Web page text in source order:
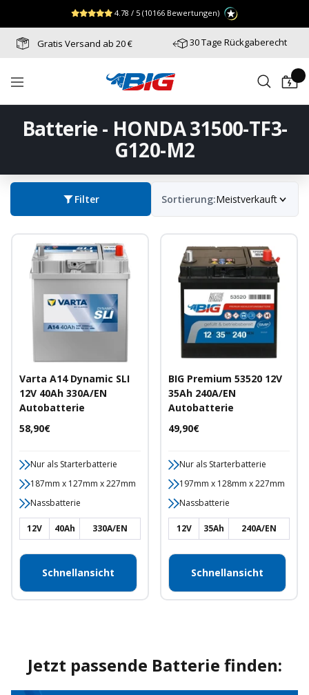
Zum Menü springen
Fußzeile springen
Barrierefreiheits-Widget öffnen
Inhalt
4.78 / 5 (10166 Bewertungen)
Gratis Versand ab 20 € 30 Tage Rückgaberecht
Navigation
Batterie-
Batterie - HONDA 31500-TF3-
G120-M2
Filter Sortierung:Meistverkauft
Varta A14 Dynamic SLI
12V 40Ah 330A/EN
Autobatterie
Angebotspreis
58,90€
Nur als Starterbatterie
187mm x 127mm x 227mm
Nassbatterie
12V 40Ah 330A/EN
Schnellansicht
BIG Premium 53520 12V
35Ah 240A/EN
Autobatterie
Angebotspreis
49,90€
Nur als Starterbatterie
197mm x 128mm x 227mm
Nassbatterie
12V 35Ah 240A/EN
Schnellansicht
Jetzt passende Batterie finden: